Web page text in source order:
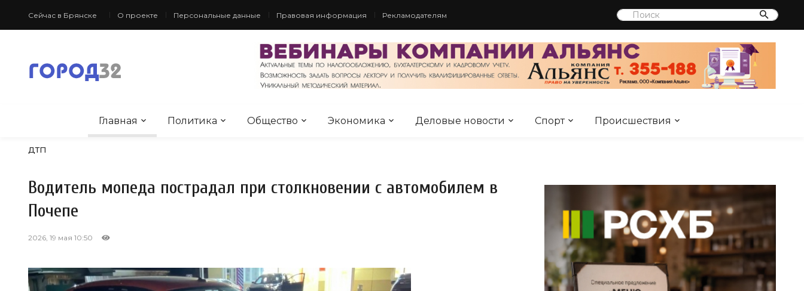
Сейчас в Брянске О проекте Персональные данные Правовая информация Рекламодателям
Главная Политика Общество Экономика Деловые новости Спорт Происшествия
ДТП
Водитель мопеда пострадал при столкновении с автомобилем в
Почепе
2026, 19 мая 10:50